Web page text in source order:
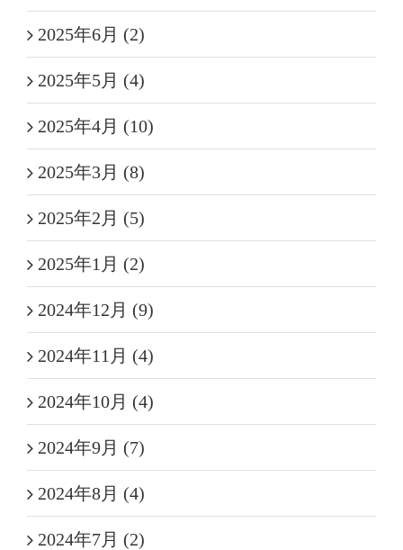
2025年6月 (2)
2025年5月 (4)
2025年4月 (10)
2025年3月 (8)
2025年2月 (5)
2025年1月 (2)
2024年12月 (9)
2024年11月 (4)
2024年10月 (4)
2024年9月 (7)
2024年8月 (4)
2024年7月 (2)